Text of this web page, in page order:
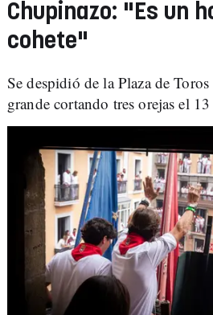
Chupinazo: "Es un
cohete"
Se despidió de la Plaza de
grande cortando tres orejas el